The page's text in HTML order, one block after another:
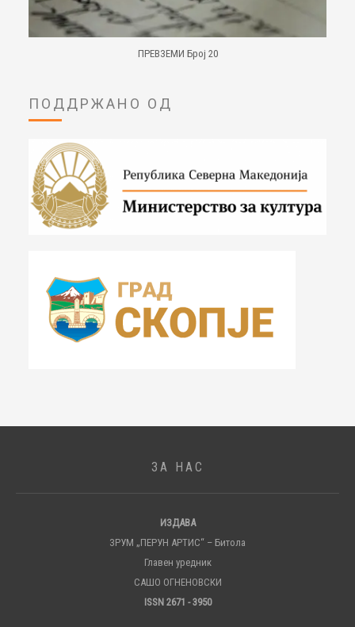
ПРЕВЗЕМИ Број 20
ПОДДРЖАНО ОД
ЗА НАС
ИЗДАВА
ЗРУМ „ПЕРУН АРТИС“ – Битола
Главен уредник
САШО ОГНЕНОВСКИ
ISSN 2671 - 3950